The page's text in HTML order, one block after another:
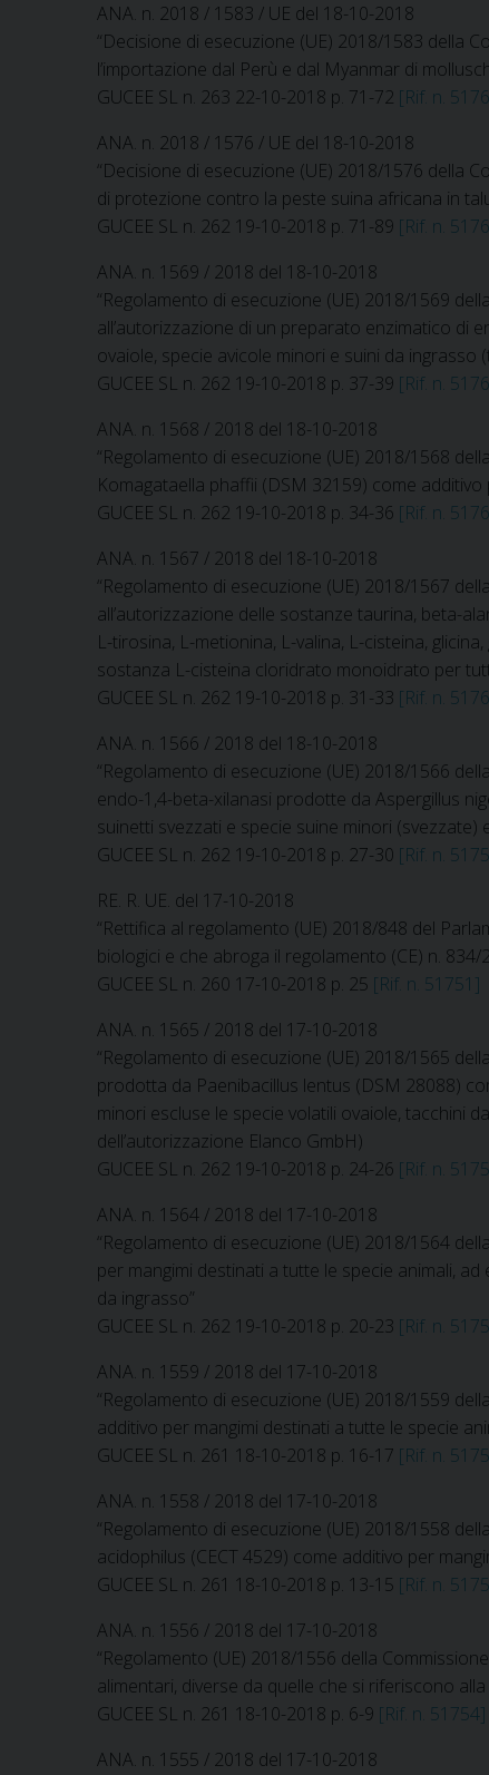
ANA. n. 2018 / 1583 / UE del 18-10-2018
“Decisione di esecuzione (UE) 2018/1583 della
l’importazione dal Perù e dal Myanmar di
GUCEE SL n. 263 22-10-2018 p. 71-72 [Rif. n.
ANA. n. 2018 / 1576 / UE del 18-10-2018
“Decisione di esecuzione (UE) 2018/1576 della
di protezione contro la peste suina africana in
GUCEE SL n. 262 19-10-2018 p. 71-89 [Rif. n.
ANA. n. 1569 / 2018 del 18-10-2018
“Regolamento di esecuzione (UE) 2018/1569
all’autorizzazione di un preparato enzimatico di
ovaiole, specie avicole minori e suini da ingrasso
GUCEE SL n. 262 19-10-2018 p. 37-39 [Rif. n.
ANA. n. 1568 / 2018 del 18-10-2018
“Regolamento di esecuzione (UE) 2018/1568
Komagataella phaffii (DSM 32159) come
GUCEE SL n. 262 19-10-2018 p. 34-36 [Rif. n.
ANA. n. 1567 / 2018 del 18-10-2018
“Regolamento di esecuzione (UE) 2018/1567
all’autorizzazione delle sostanze taurina, beta-
L-tirosina, L-metionina, L-valina, L-cisteina,
sostanza L-cisteina cloridrato monoidrato per
GUCEE SL n. 262 19-10-2018 p. 31-33 [Rif. n.
ANA. n. 1566 / 2018 del 18-10-2018
“Regolamento di esecuzione (UE) 2018/1566
endo-1,4-beta-xilanasi prodotte da Aspergillus
suinetti svezzati e specie suine minori
GUCEE SL n. 262 19-10-2018 p. 27-30 [Rif. n.
RE. R. UE. del 17-10-2018
“Rettifica al regolamento (UE) 2018/848 del
biologici e che abroga il regolamento (CE) n.
GUCEE SL n. 260 17-10-2018 p. 25 [Rif. n. 51751]
ANA. n. 1565 / 2018 del 17-10-2018
“Regolamento di esecuzione (UE) 2018/1565
prodotta da Paenibacillus lentus (DSM 28088)
minori escluse le specie volatili ovaiole, tacchini
dell’autorizzazione Elanco GmbH)
GUCEE SL n. 262 19-10-2018 p. 24-26 [Rif. n.
ANA. n. 1564 / 2018 del 17-10-2018
“Regolamento di esecuzione (UE) 2018/1564
per mangimi destinati a tutte le specie animali,
da ingrasso”
GUCEE SL n. 262 19-10-2018 p. 20-23 [Rif. n.
ANA. n. 1559 / 2018 del 17-10-2018
“Regolamento di esecuzione (UE) 2018/1559
additivo per mangimi destinati a tutte le specie
GUCEE SL n. 261 18-10-2018 p. 16-17 [Rif. n.
ANA. n. 1558 / 2018 del 17-10-2018
“Regolamento di esecuzione (UE) 2018/1558
acidophilus (CECT 4529) come additivo per
GUCEE SL n. 261 18-10-2018 p. 13-15 [Rif. n.
ANA. n. 1556 / 2018 del 17-10-2018
“Regolamento (UE) 2018/1556 della
alimentari, diverse da quelle che si riferiscono
GUCEE SL n. 261 18-10-2018 p. 6-9 [Rif. n. 51754]
ANA. n. 1555 / 2018 del 17-10-2018